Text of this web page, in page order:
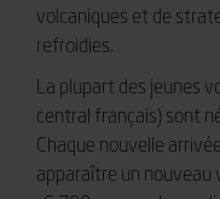
volcaniques et de
refroidies.
La plupart des jeunes
central français) sont
Chaque nouvelle
apparaître un nouveau